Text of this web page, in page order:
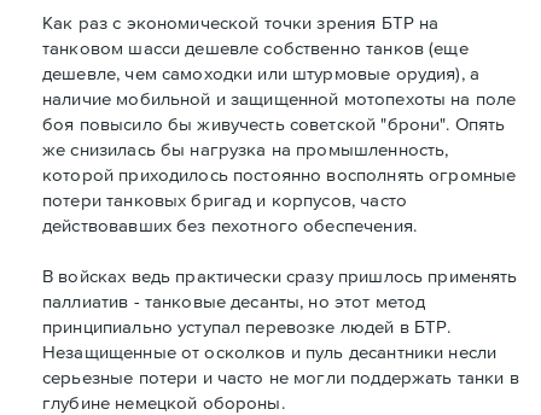
Как раз с экономической точки зрения БТР на
танковом шасси дешевле собственно танков (еще
дешевле, чем самоходки или штурмовые орудия), а
наличие мобильной и защищенной мотопехоты на поле
боя повысило бы живучесть советской "брони". Опять
же снизилась бы нагрузка на промышленность,
которой приходилось постоянно восполнять огромные
потери танковых бригад и корпусов, часто
действовавших без пехотного обеспечения.
В войсках ведь практически сразу пришлось применять
паллиатив - танковые десанты, но этот метод
принципиально уступал перевозке людей в БТР.
Незащищенные от осколков и пуль десантники несли
серьезные потери и часто не могли поддержать танки в
глубине немецкой обороны.